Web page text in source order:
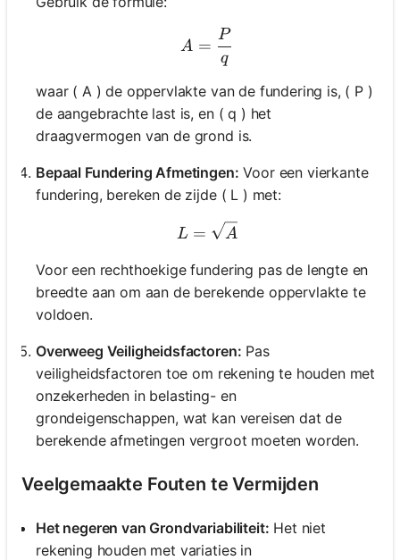
A = \frac{P}{q}
A =
q
P
waar ( A ) de oppervlakte van de fundering is, ( P )
de aangebrachte last is, en ( q ) het
draagvermogen van de grond is.
Bepaal Fundering Afmetingen: Voor een vierkante
fundering, bereken de zijde ( L ) met:
L = \sqrt{A}
L = A
Voor een rechthoekige fundering pas de lengte en
breedte aan om aan de berekende oppervlakte te
voldoen.
Overweeg Veiligheidsfactoren: Pas
veiligheidsfactoren toe om rekening te houden met
onzekerheden in belasting- en
grondeigenschappen, wat kan vereisen dat de
berekende afmetingen vergroot moeten worden.
Veelgemaakte Fouten te Vermijden
Het negeren van Grondvariabiliteit: Het niet
rekening houden met variaties in